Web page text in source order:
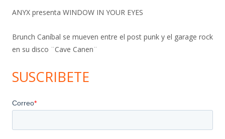
ANYX presenta WINDOW IN YOUR EYES
Brunch Caníbal se mueven entre el post punk y el garage rock
en su disco ¨Cave Canen¨
SUSCRIBETE